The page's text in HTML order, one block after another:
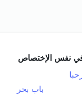
نفس الإختصاص
باب بحر